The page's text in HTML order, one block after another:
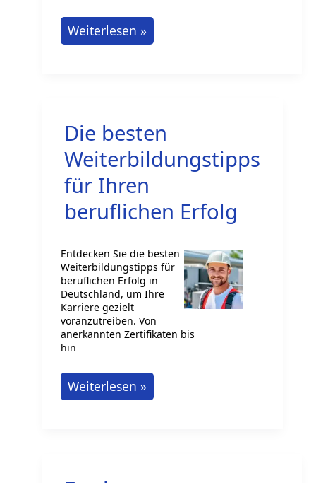
Finden
Sie
Ihre
Karriere
Weiterlesen »
Die besten
Weiterbildungstipps
für Ihren
beruflichen Erfolg
Entdecken Sie die besten
Weiterbildungstipps für
beruflichen Erfolg in
Deutschland, um Ihre
Karriere gezielt
voranzutreiben. Von
anerkannten Zertifikaten bis
hin
Die
besten
Weiterlesen »